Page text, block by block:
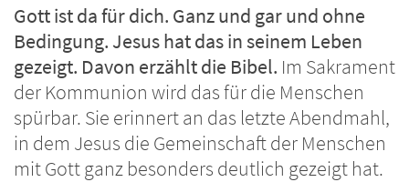
Gott ist da für dich. Ganz und gar und ohne
Bedingung. Jesus hat das in seinem Leben
gezeigt. Davon erzählt die Bibel. Im Sakrament
der Kommunion wird das für die Menschen
spürbar. Sie erinnert an das letzte Abendmahl,
in dem Jesus die Gemeinschaft der Menschen
mit Gott ganz besonders deutlich gezeigt hat.